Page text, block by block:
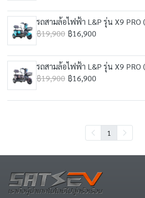
รถสามล้อไฟฟ้า L&P รุ่น X9 PRO
฿19,900 ฿16,900
รถสามล้อไฟฟ้า L&P รุ่น X9 PRO
฿19,900 ฿16,900
1